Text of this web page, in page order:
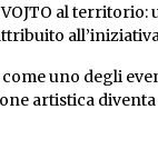
al
uno degli
artistica